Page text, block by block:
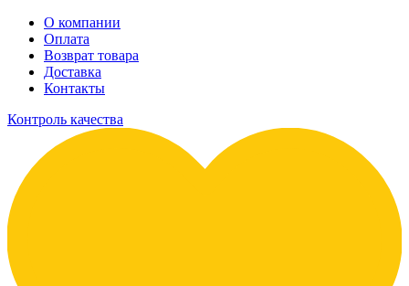
О компании
Оплата
Возврат товара
Доставка
Контакты
Контроль качества